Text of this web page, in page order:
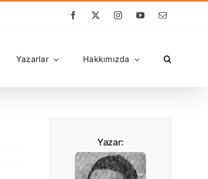
Facebook
X InstagramYouTube
E-
Yazarlar Hakkımızda
Yazar: